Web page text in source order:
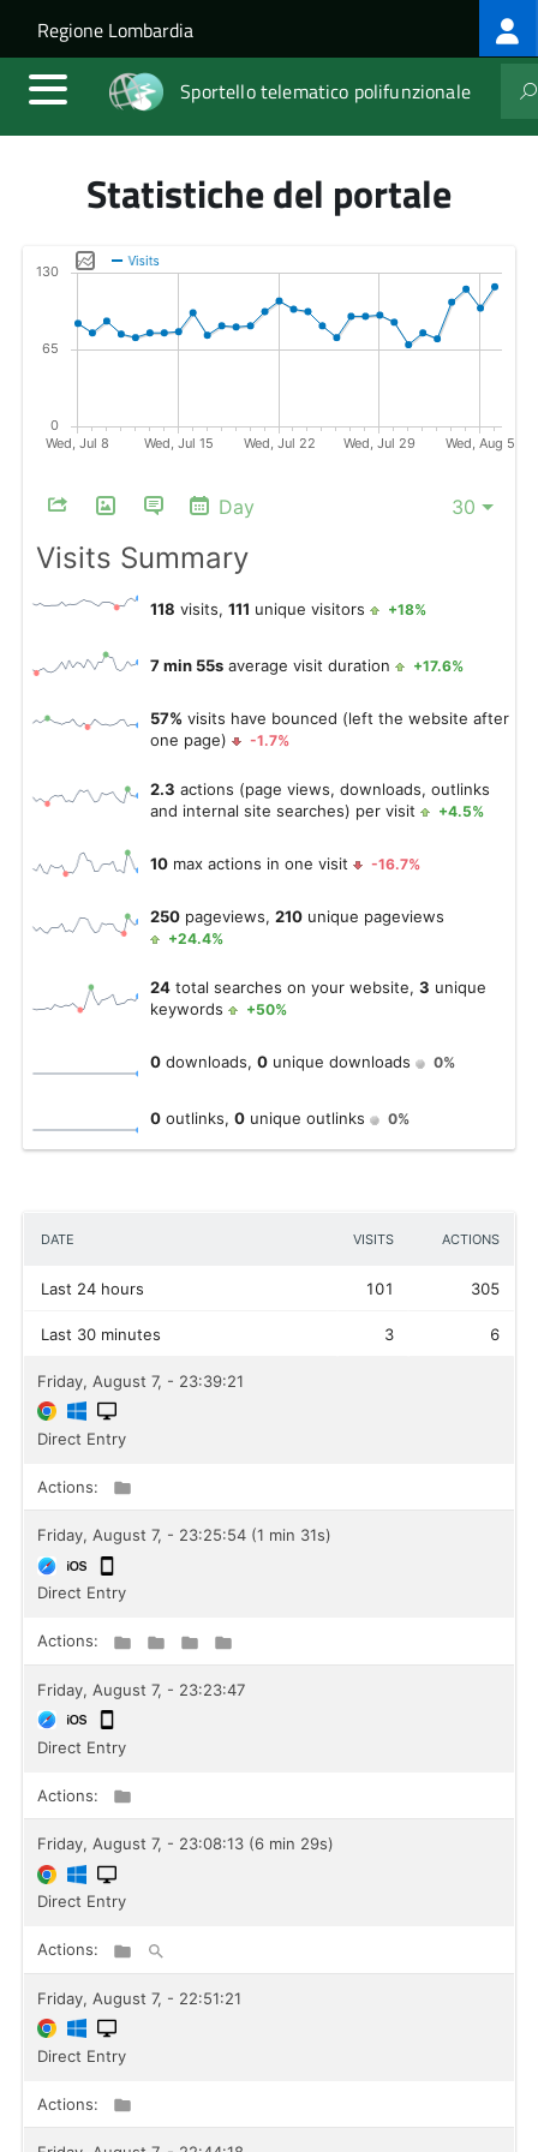
Salta al contenuto principale
Skip to site navigation
Regione Lombardia
Sportello telematico polifunzionale
Statistiche del portale